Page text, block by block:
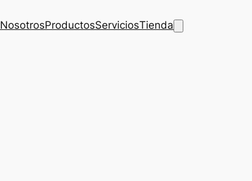
NosotrosProductosServiciosTienda